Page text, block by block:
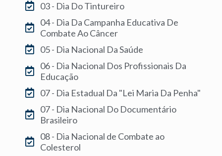
03 - Dia Do Tintureiro
04 - Dia Da Campanha Educativa De
Combate Ao Câncer
05 - Dia Nacional Da Saúde
06 - Dia Nacional Dos Profissionais Da
Educação
07 - Dia Estadual Da "Lei Maria Da Penha"
07 - Dia Nacional Do Documentário
Brasileiro
08 - Dia Nacional de Combate ao
Colesterol